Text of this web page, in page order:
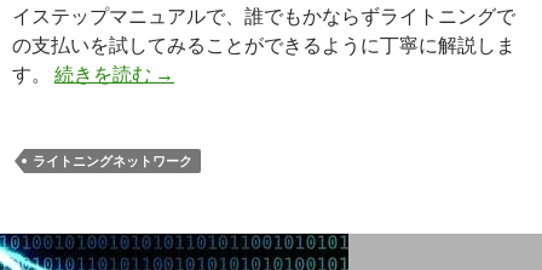
イステップマニュアルで、誰でもかならずライトニングで
の支払いを試してみることができるように丁寧に解説しま
す。 続きを読む 108 超初心者向けライトニングウォレット
→
ライトニングネットワーク